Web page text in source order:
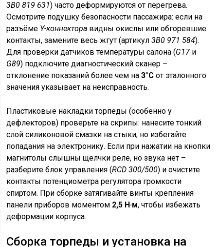
3B0 819 631) часто деформируются от перегрева.
Осмотрите подушку безопасности пассажира: если на
разъёме Y-коннектора видны окислы или обгоревшие
контакты, замените весь жгут (артикул3B0 971 584).
Для проверки датчиков температуры салона (G17 и
G89) подключите диагностический сканер –
отклонение показаний более чем на3°C от эталонного
значения указывает на неисправность.
Пластиковые накладки торпеды (особенно у
дефлекторов) проверьте на скрипы: нанесите тонкий
слой силиконовой смазки на стыки, но избегайте
попадания на электронику. Если при нажатии на кнопки
магнитолы слышны щелчки реле, но звука нет –
разберите блок управления (RCD 300/500) и очистите
контакты потенциометра регулятора громкости
спиртом. При сборке затягивайте винты крепления
панели приборов моментом 2,5 Н·м, чтобы избежать
деформации корпуса.
Сборка торпеды и установка на